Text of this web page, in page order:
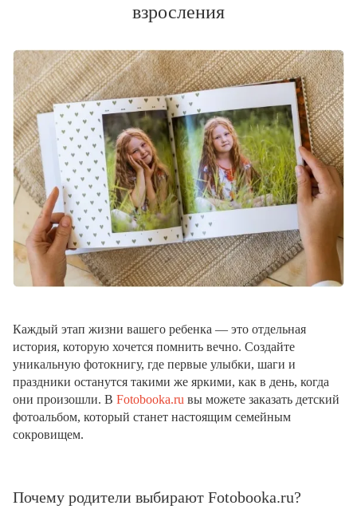
взросления
Каждый этап жизни вашего ребенка — это отдельная
история, которую хочется помнить вечно. Создайте
уникальную фотокнигу, где первые улыбки, шаги и
праздники останутся такими же яркими, как в день, когда
они произошли. В Fotobooka.ru вы можете заказать детский
фотоальбом, который станет настоящим семейным
сокровищем.
Почему родители выбирают Fotobooka.ru?